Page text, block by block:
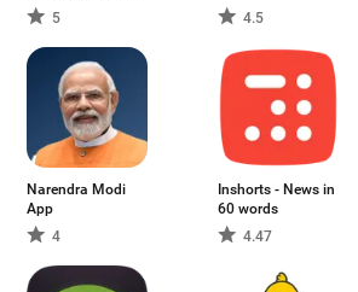
い、定番ニュース
アプリ
5 4.5
Narendra Modi
App
4
Inshorts - News in
60 words
4.47